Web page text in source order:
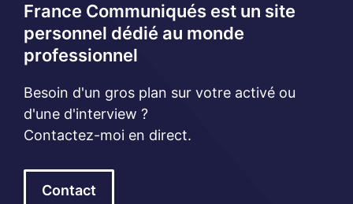
France Communiqués est un site
personnel dédié au monde
professionnel
Besoin d'un gros plan sur votre activé ou
d'une d'interview ?
Contactez-moi en direct.
Contact